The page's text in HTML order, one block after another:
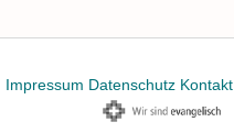
Impressum Datenschutz Kontakt